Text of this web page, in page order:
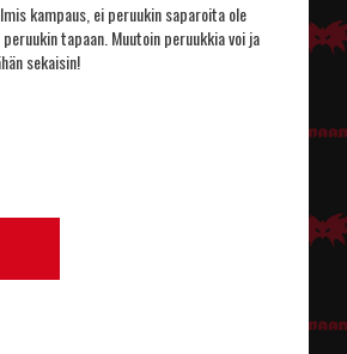
kampaus, ei peruukin saparoita ole
tapaan. Muutoin peruukkia voi ja
sekaisin!